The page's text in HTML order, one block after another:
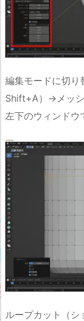
編集モードに切り
Shift+A）→メッシ
左下のウィンドウ
ループカット（シ